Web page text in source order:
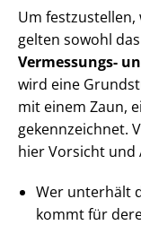
Um festzustellen,
gelten sowohl das
Vermessungs-
wird eine
mit einem Zaun,
gekennzeichnet.
hier Vorsicht und
Wer unterhält
kommt für